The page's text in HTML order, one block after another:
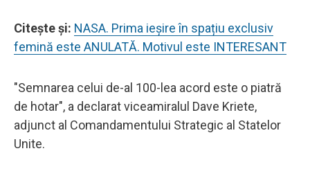
Citeşte şi: NASA. Prima ieșire în spațiu exclusiv
femină este ANULATĂ. Motivul este INTERESANT
"Semnarea celui de-al 100-lea acord este o piatră
de hotar", a declarat viceamiralul Dave Kriete,
adjunct al Comandamentului Strategic al Statelor
Unite.